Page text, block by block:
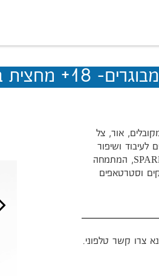
18+ מחצית ב'
אור, צל
לעיבוד ושיפור
תמונות מדריך: אלעד מנטל מתגורר בגליל התחתון. בעלי חברת SPARK MEDIA, המתמחה
וסטרטאפים
צרו קשר טלפוני.